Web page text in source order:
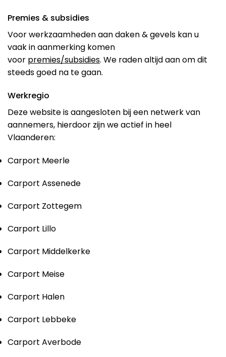
Premies & subsidies
Voor werkzaamheden aan daken & gevels kan u
vaak in aanmerking komen
voor premies/subsidies. We raden altijd aan om dit
steeds goed na te gaan.
Werkregio
Deze website is aangesloten bij een netwerk van
aannemers, hierdoor zijn we actief in heel
Vlaanderen:
Carport Meerle
Carport Assenede
Carport Zottegem
Carport Lillo
Carport Middelkerke
Carport Meise
Carport Halen
Carport Lebbeke
Carport Averbode